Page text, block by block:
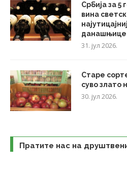
Србија за
вина
данашњице
31. јул 2026.
Старе
суво злато
30. јул 2026.
Пратите нас на